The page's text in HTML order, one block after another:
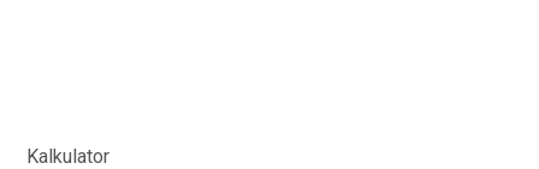
Kalkulator